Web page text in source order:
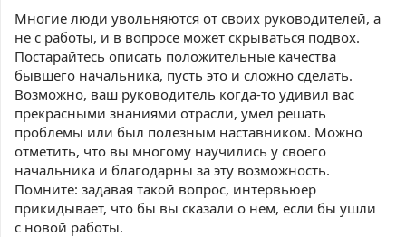
Многие люди увольняются от своих руководителей, а
не с работы, и в вопросе может скрываться подвох.
Постарайтесь описать положительные качества
бывшего начальника, пусть это и сложно сделать.
Возможно, ваш руководитель когда-то удивил вас
прекрасными знаниями отрасли, умел решать
проблемы или был полезным наставником. Можно
отметить, что вы многому научились у своего
начальника и благодарны за эту возможность.
Помните: задавая такой вопрос, интервьюер
прикидывает, что бы вы сказали о нем, если бы ушли
с новой работы.